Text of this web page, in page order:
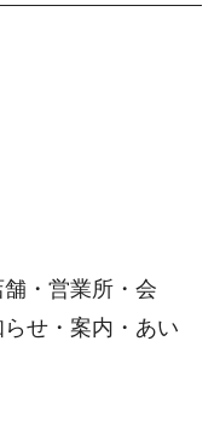
・営業所・会
せ・案内・あい